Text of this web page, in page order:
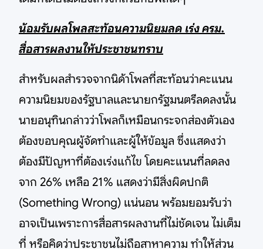
น้อมรับผลโพลสะท้อนความนิยมลด เร่ง ครม.
สื่อสารผลงานให้ประชาชนทราบ
สำหรับผลสำรวจจากนิด้าโพลที่สะท้อนว่าคะแนน
ความนิยมของรัฐบาลและนายกรัฐมนตรีลดลงนั้น
นายอนุทินกล่าวว่าโพลก็เหมือนกระจกส่องตัวเอง
ต้องขอบคุณผู้จัดทำและผู้ให้ข้อมูล ซึ่งแสดงว่า
ต้องมีปัญหาที่ต้องเร่งแก้ไข โดยคะแนนที่ลดลง
จาก 26% เหลือ 21% แสดงว่ามีสิ่งผิดปกติ
(Something Wrong) แน่นอน พร้อมยอมรับว่า
อาจเป็นเพราะการสื่อสารผลงานที่ไม่ชัดเจน ไม่เต็ม
ที่ หรือคิดว่าประชาชนไม่ถือสาหาความ ทำให้ส่วน